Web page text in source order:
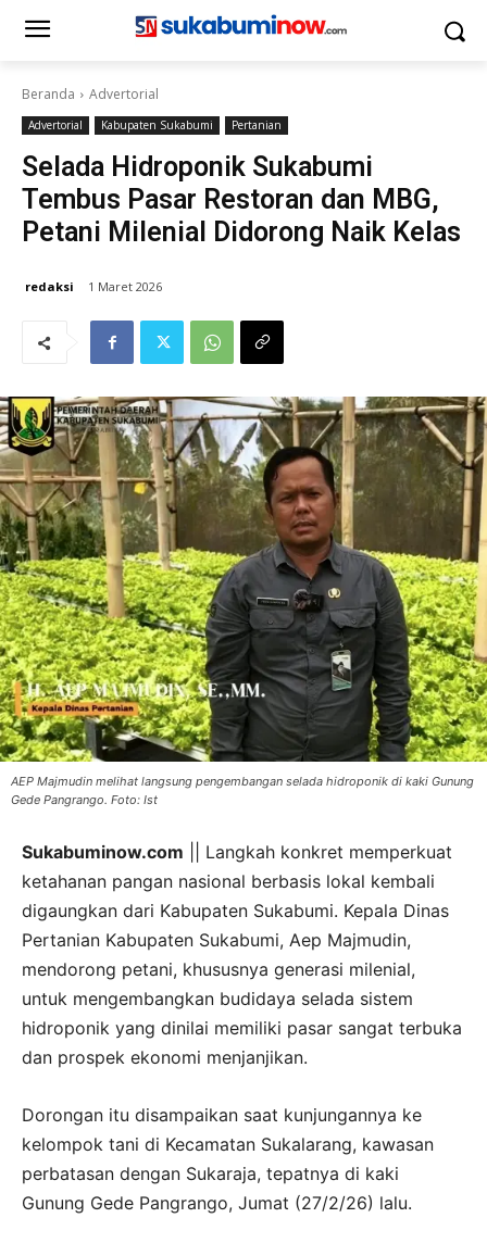
Beranda Advertorial
Advertorial Kabupaten Sukabumi Pertanian
Selada Hidroponik Sukabumi
Tembus Pasar Restoran dan MBG,
Petani Milenial Didorong Naik Kelas
redaksi 1 Maret 2026
AEP Majmudin melihat langsung pengembangan selada hidroponik di kaki Gunung
Gede Pangrango. Foto: Ist
Sukabuminow.com || Langkah konkret memperkuat
ketahanan pangan nasional berbasis lokal kembali
digaungkan dari Kabupaten Sukabumi. Kepala Dinas
Pertanian Kabupaten Sukabumi, Aep Majmudin,
mendorong petani, khususnya generasi milenial,
untuk mengembangkan budidaya selada sistem
hidroponik yang dinilai memiliki pasar sangat terbuka
dan prospek ekonomi menjanjikan.
Dorongan itu disampaikan saat kunjungannya ke
kelompok tani di Kecamatan Sukalarang, kawasan
perbatasan dengan Sukaraja, tepatnya di kaki
Gunung Gede Pangrango, Jumat (27/2/26) lalu.